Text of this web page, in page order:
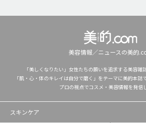
美容情報／ニュースの美的
「美しくなりたい」女性たちの願いを追求する美容雑
「肌・心・体のキレイは自分で磨く」をテーマに美的本
プロの視点でコスメ・美容情報を発信
スキンケア